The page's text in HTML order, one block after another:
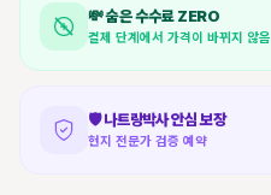
💸숨은 수수료 ZERO
결제 단계에서 가격이 바뀌지 않음
🛡️ 나트랑박사 안심 보장
현지 전문가 검증 예약